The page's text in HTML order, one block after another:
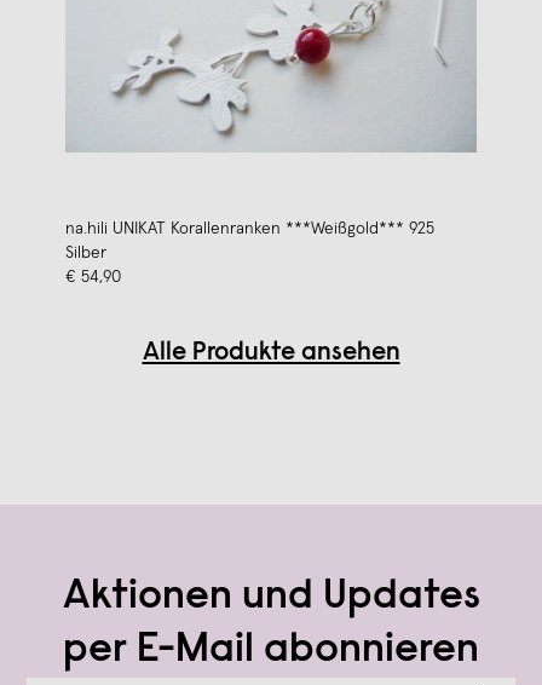
na.hili UNIKAT Korallenranken ***Weißgold*** 925
Silber
€ 54,90
Alle Produkte ansehen
Aktionen und Updates
per E-Mail abonnieren